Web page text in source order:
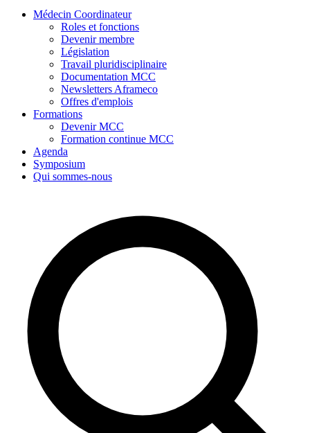
Médecin Coordinateur
Roles et fonctions
Devenir membre
Législation
Travail pluridisciplinaire
Documentation MCC
Newsletters Aframeco
Offres d'emplois
Formations
Devenir MCC
Formation continue MCC
Agenda
Symposium
Qui sommes-nous